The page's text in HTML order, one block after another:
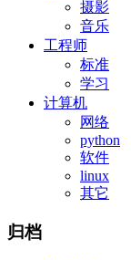
摄影
音乐
工程师
标准
学习
计算机
网络
python
软件
linux
其它
归档